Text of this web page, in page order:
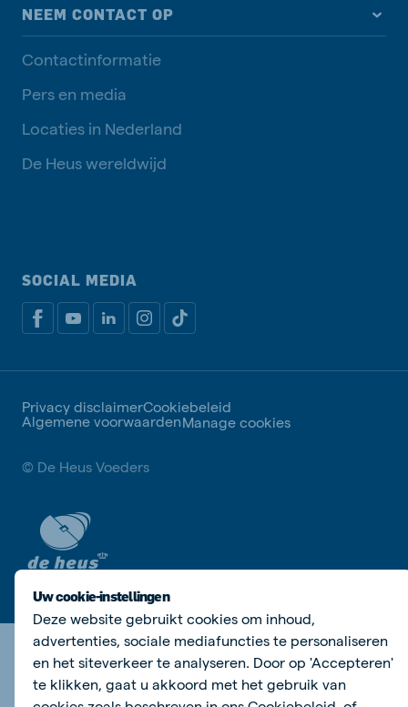
Uw cookie-instellingen
Deze website gebruikt cookies om inhoud,
advertenties, sociale mediafuncties te personaliseren
en het siteverkeer te analyseren. Door op 'Accepteren'
te klikken, gaat u akkoord met het gebruik van
NEEM CONTACT OP
Contactinformatie
Pers en media
Locaties in Nederland
De Heus wereldwijd
SOCIAL MEDIA
Privacy disclaimerCookiebeleid
Algemene voorwaardenManage cookies
© De Heus Voeders